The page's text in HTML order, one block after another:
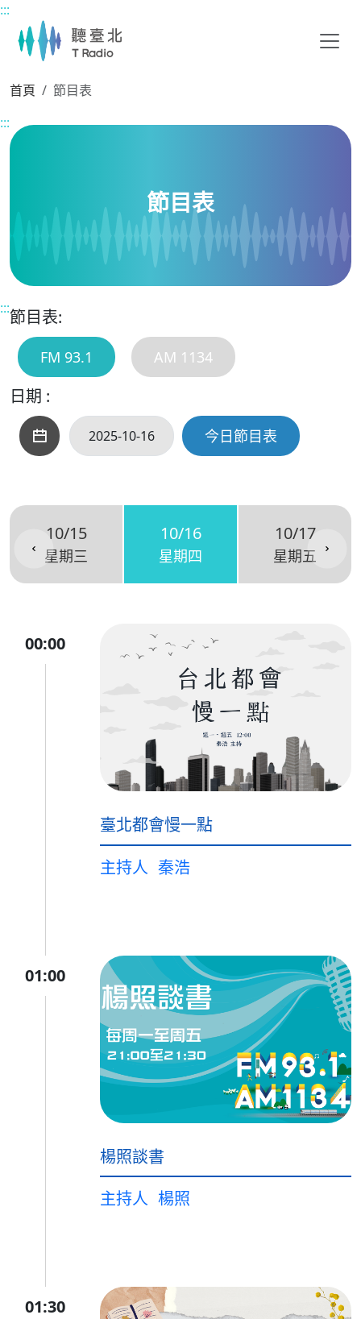
主要內容區塊
:::
首頁
節目表
:::
節目表
:::節目表:
FM 93.1 AM 1134
日期 :
今日節目表
10/15
星期三
10/16
星期四
10/17
星期五
00:00
臺北都會慢一點
主持人 秦浩
01:00
楊照談書
主持人 楊照
01:30